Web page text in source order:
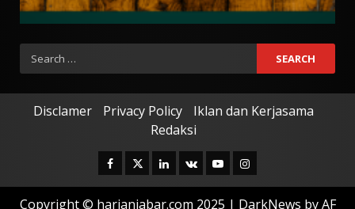
Search
for:
Disclamer Privacy Policy
Iklan dan Kerjasama
Redaksi
Facebook
TwitterLinkedin
VK YoutubeInstagram
Copyright © harianjabar.com 2025 | DarkNews by AF